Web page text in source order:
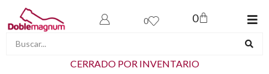
0 0
CERRADO POR INVENTARIO